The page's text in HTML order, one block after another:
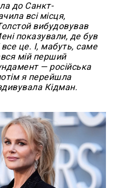
до Санкт-
всі місця,
вибудовував
показували, де був
все це. І, мабуть, саме
мій перший
— російська
я перейшла
Кідман.